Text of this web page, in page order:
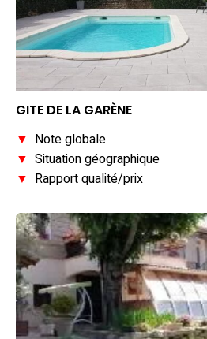
GITE DE LA GARÈNE
▼ Note globale
▼ Situation géographique
▼ Rapport qualité/prix